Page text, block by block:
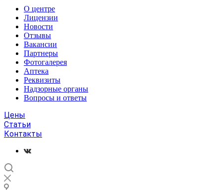
О центре
Лицензии
Новости
Отзывы
Вакансии
Партнеры
Фотогалерея
Аптека
Реквизиты
Надзорные органы
Вопросы и ответы
Цены
Статьи
Контакты